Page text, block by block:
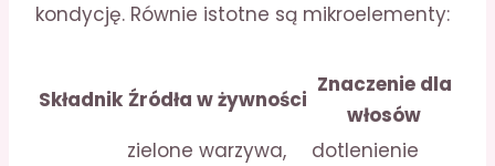
kondycję. Równie istotne są mikroelementy:
Składnik Źródła w żywności
Znaczenie dla
włosów
zielone warzywa,
dotlenienie